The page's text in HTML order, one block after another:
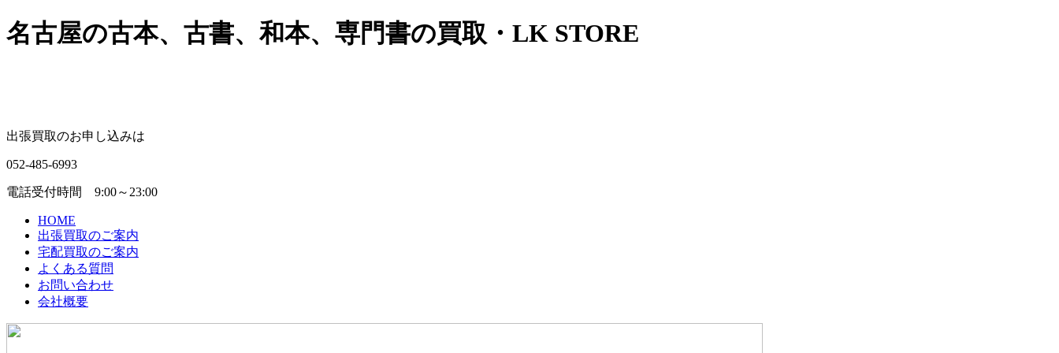
名古屋の古本、古書、和本、専門書の買取・LK STORE
出張買取のお申し込みは
052-485-6993
電話受付時間 9:00～23:00
HOME
出張買取のご案内
宅配買取のご案内
よくある質問
お問い合わせ
会社概要